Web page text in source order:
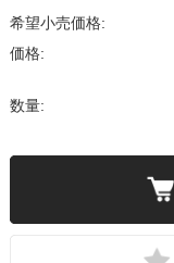
希望小売価格:
価格:
数量: